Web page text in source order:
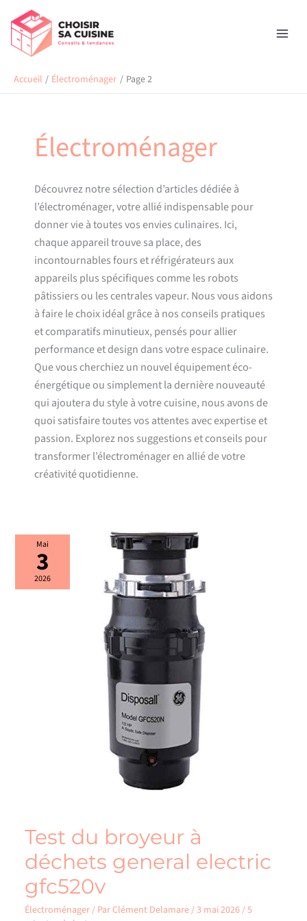
contenu
Accueil Électroménager Page 2
Électroménager
Découvrez notre sélection d’articles dédiée à
l’électroménager, votre allié indispensable pour
donner vie à toutes vos envies culinaires. Ici,
chaque appareil trouve sa place, des
incontournables fours et réfrigérateurs aux
appareils plus spécifiques comme les robots
pâtissiers ou les centrales vapeur. Nous vous aidons
à faire le choix idéal grâce à nos conseils pratiques
et comparatifs minutieux, pensés pour allier
performance et design dans votre espace culinaire.
Que vous cherchiez un nouvel équipement éco-
énergétique ou simplement la dernière nouveauté
qui ajoutera du style à votre cuisine, nous avons de
quoi satisfaire toutes vos attentes avec expertise et
passion. Explorez nos suggestions et conseils pour
transformer l’électroménager en allié de votre
créativité quotidienne.
Mai
3
2026
Test du broyeur à
déchets general electric
gfc520v
Électroménager/ ParClément Delamare/3 mai 2026/5
Test
du
broyeur
à
déchets
Rechercher